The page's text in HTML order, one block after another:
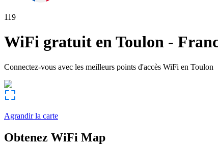
119
WiFi gratuit enToulon -
Connectez-vous avec les meilleurs points d'accès WiFi en Toulon
Agrandir la carte
Obtenez WiFi Map